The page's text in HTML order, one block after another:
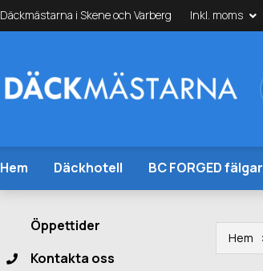
Däckmästarna i Skene och Varberg Inkl. moms
Hem Däckhotell BC FORGED fälgar
Öppettider
Kontakta oss
Hem